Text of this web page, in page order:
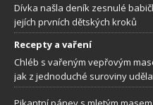
Dívka našla deník zesnulé
jejích prvních dětských kroků
Recepty a vaření
Chléb s vařeným vepřovým
jak z jednoduché suroviny